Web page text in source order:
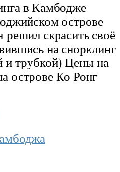
в Камбодже
острове
скрасить своё
на снорклинг
и трубкой) Цены на
острове Ко Ронг